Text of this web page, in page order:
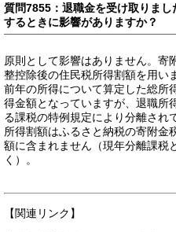
質問7855：退職金を受け取りま
するときに影響がありますか？
原則として影響はありません。寄
整控除後の住民税所得割額を用い
前年の所得について算定した総所
得金額となっていますが、退職所
る課税の特例規定により分離され
所得割額はふるさと納税の寄附金
額に含まれません（現年分離課税
く）。
【関連リンク】